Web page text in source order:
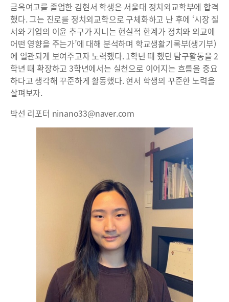
금옥여고를 졸업한 김현서 학생은 서울대 정치외교학부에 합격
했다. 그는 진로를 정치외교학으로 구체화하고 난 후에 ‘시장 질
서와 기업의 이윤 추구가 지니는 현실적 한계가 정치와 외교에
어떤 영향을 주는가’에 대해 분석하며 학교생활기록부(생기부)
에 일관되게 보여주고자 노력했다. 1학년 때 했던 탐구활동을 2
학년 때 확장하고 3학년에서는 실천으로 이어지는 흐름을 중요
하다고 생각해 꾸준하게 활동했다. 현서 학생의 꾸준한 노력을
살펴보자.
박선 리포터 ninano33@naver.com